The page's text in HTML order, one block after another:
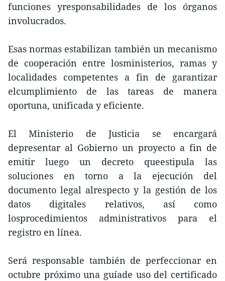
funciones yresponsabilidades de los órganos
involucrados.
Esas normas estabilizan también un mecanismo
de cooperación entre losministerios, ramas y
localidades competentes a fin de garantizar
elcumplimiento de las tareas de manera
oportuna, unificada y eficiente.
El Ministerio de Justicia se encargará
depresentar al Gobierno un proyecto a fin de
emitir luego un decreto queestipula las
soluciones en torno a la ejecución del
documento legal alrespecto y la gestión de los
datos digitales relativos, así como
losprocedimientos administrativos para el
registro en línea.
Será responsable también de perfeccionar en
octubre próximo una guíade uso del certificado